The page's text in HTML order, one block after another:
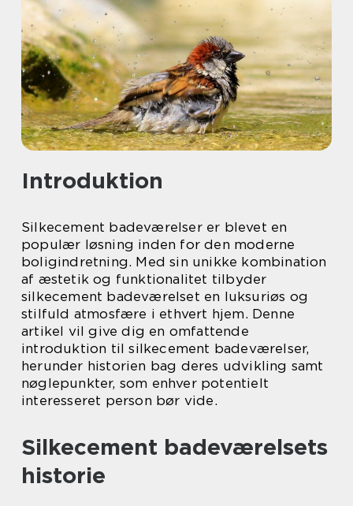
Introduktion
Silkecement badeværelser er blevet en
populær løsning inden for den moderne
boligindretning. Med sin unikke kombination
af æstetik og funktionalitet tilbyder
silkecement badeværelset en luksuriøs og
stilfuld atmosfære i ethvert hjem. Denne
artikel vil give dig en omfattende
introduktion til silkecement badeværelser,
herunder historien bag deres udvikling samt
nøglepunkter, som enhver potentielt
interesseret person bør vide.
Silkecement badeværelsets
historie